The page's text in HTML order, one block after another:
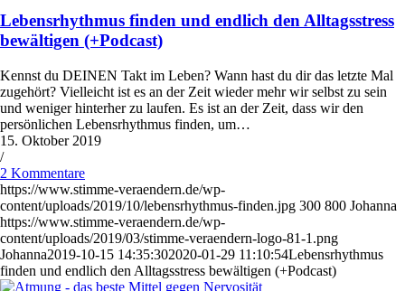
Lebensrhythmus finden und endlich den Alltagsstress
bewältigen (+Podcast)
Kennst du DEINEN Takt im Leben? Wann hast du dir das letzte Mal
zugehört? Vielleicht ist es an der Zeit wieder mehr wir selbst zu sein
und weniger hinterher zu laufen. Es ist an der Zeit, dass wir den
persönlichen Lebensrhythmus finden, um…
15. Oktober 2019
/
2 Kommentare
https://www.stimme-veraendern.de/wp-
content/uploads/2019/10/lebensrhythmus-finden.jpg 300 800 Johanna
https://www.stimme-veraendern.de/wp-
content/uploads/2019/03/stimme-veraendern-logo-81-1.png
Johanna2019-10-15 14:35:302020-01-29 11:10:54Lebensrhythmus
finden und endlich den Alltagsstress bewältigen (+Podcast)